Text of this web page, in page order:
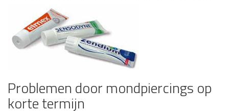
Problemen door mondpiercings op
korte termijn